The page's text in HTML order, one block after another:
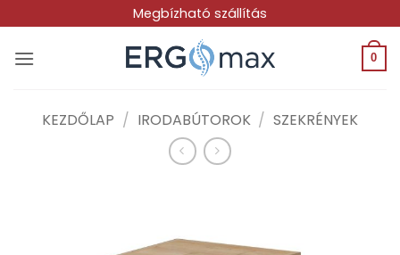
to
content
Megbízható szállítás
0
KEZDŐLAP / IRODABÚTOROK / SZEKRÉNYEK